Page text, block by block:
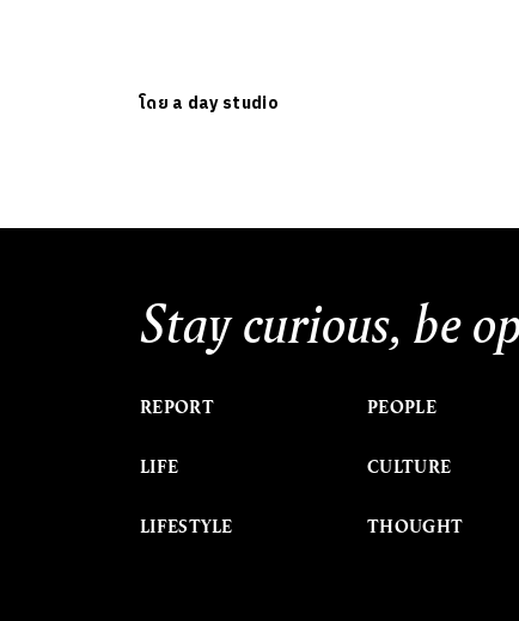
โดย a day studio
Stay curious, be
REPORT
LIFE
LIFESTYLE
PEOPLE
CULTURE
THOUGHT